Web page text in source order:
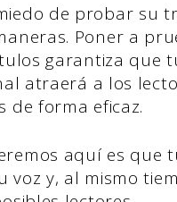
de probar su
Poner a
garantiza que
atraerá a los
de forma eficaz.
aquí es que
voz y, al mismo